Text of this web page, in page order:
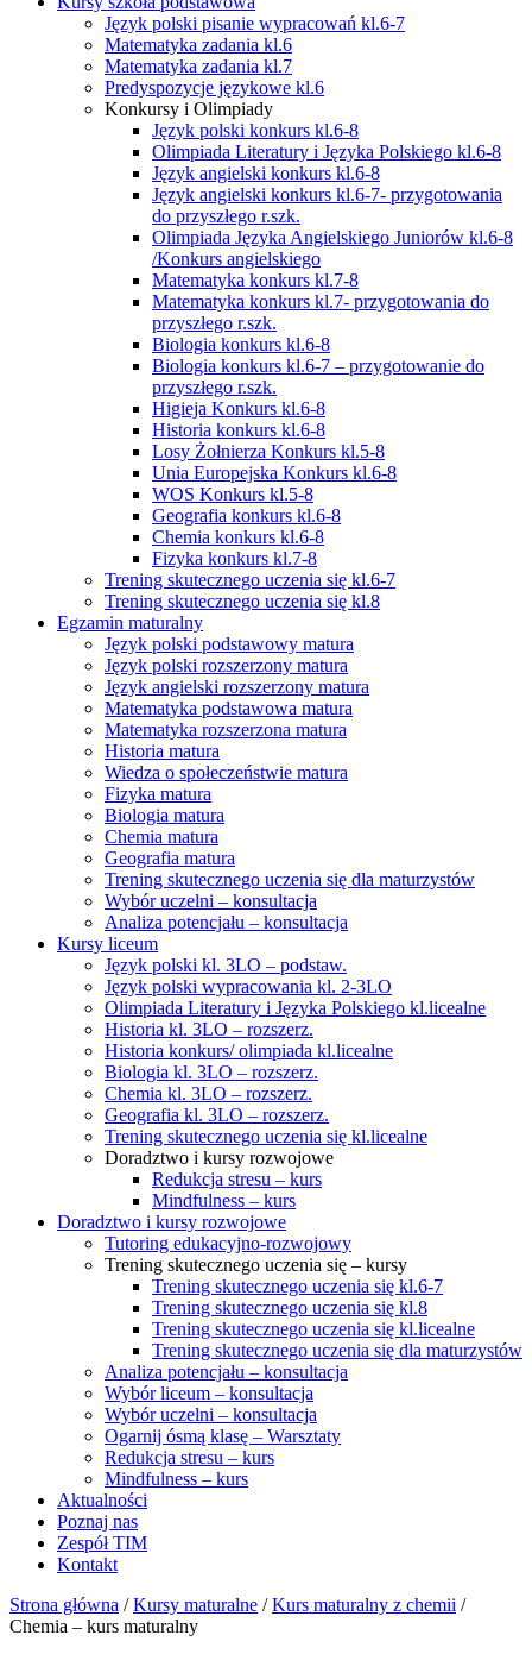
Język polski pisanie wypracowań kl.6-7
Matematyka zadania kl.6
Matematyka zadania kl.7
Predyspozycje językowe kl.6
Konkursy i Olimpiady
Język polski konkurs kl.6-8
Olimpiada Literatury i Języka Polskiego kl.6-8
Język angielski konkurs kl.6-8
Język angielski konkurs kl.6-7- przygotowania
do przyszłego r.szk.
Olimpiada Języka Angielskiego Juniorów kl.6-8
/Konkurs angielskiego
Matematyka konkurs kl.7-8
Matematyka konkurs kl.7- przygotowania do
przyszłego r.szk.
Biologia konkurs kl.6-8
Biologia konkurs kl.6-7 – przygotowanie do
przyszłego r.szk.
Higieja Konkurs kl.6-8
Historia konkurs kl.6-8
Losy Żołnierza Konkurs kl.5-8
Unia Europejska Konkurs kl.6-8
WOS Konkurs kl.5-8
Geografia konkurs kl.6-8
Chemia konkurs kl.6-8
Fizyka konkurs kl.7-8
Trening skutecznego uczenia się kl.6-7
Trening skutecznego uczenia się kl.8
Egzamin maturalny
Język polski podstawowy matura
Język polski rozszerzony matura
Język angielski rozszerzony matura
Matematyka podstawowa matura
Matematyka rozszerzona matura
Historia matura
Wiedza o społeczeństwie matura
Fizyka matura
Biologia matura
Chemia matura
Geografia matura
Trening skutecznego uczenia się dla maturzystów
Wybór uczelni – konsultacja
Analiza potencjału – konsultacja
Kursy liceum
Język polski kl. 3LO – podstaw.
Język polski wypracowania kl. 2-3LO
Olimpiada Literatury i Języka Polskiego kl.licealne
Historia kl. 3LO – rozszerz.
Historia konkurs/ olimpiada kl.licealne
Biologia kl. 3LO – rozszerz.
Chemia kl. 3LO – rozszerz.
Geografia kl. 3LO – rozszerz.
Trening skutecznego uczenia się kl.licealne
Doradztwo i kursy rozwojowe
Redukcja stresu – kurs
Mindfulness – kurs
Doradztwo i kursy rozwojowe
Tutoring edukacyjno-rozwojowy
Trening skutecznego uczenia się – kursy
Trening skutecznego uczenia się kl.6-7
Trening skutecznego uczenia się kl.8
Trening skutecznego uczenia się kl.licealne
Trening skutecznego uczenia się dla maturzystów
Analiza potencjału – konsultacja
Wybór liceum – konsultacja
Wybór uczelni – konsultacja
Ogarnij ósmą klasę – Warsztaty
Redukcja stresu – kurs
Mindfulness – kurs
Aktualności
Poznaj nas
Zespół TIM
Kontakt
Strona główna /Kursy maturalne /Kurs maturalny z chemii /
Chemia – kurs maturalny